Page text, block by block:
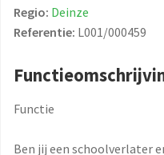
Regio: Deinze
Referentie: L001/000459
Functie
Ben jij een schoolverlater